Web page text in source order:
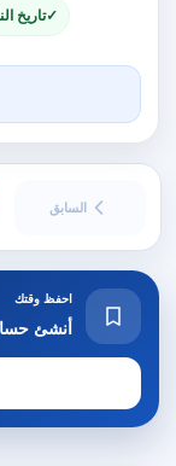
تاريخ
السابق
احفظ وقتك
أنشئ